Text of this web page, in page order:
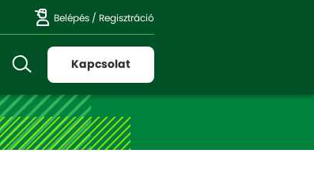
Belépés / Regisztráció
Kapcsolat